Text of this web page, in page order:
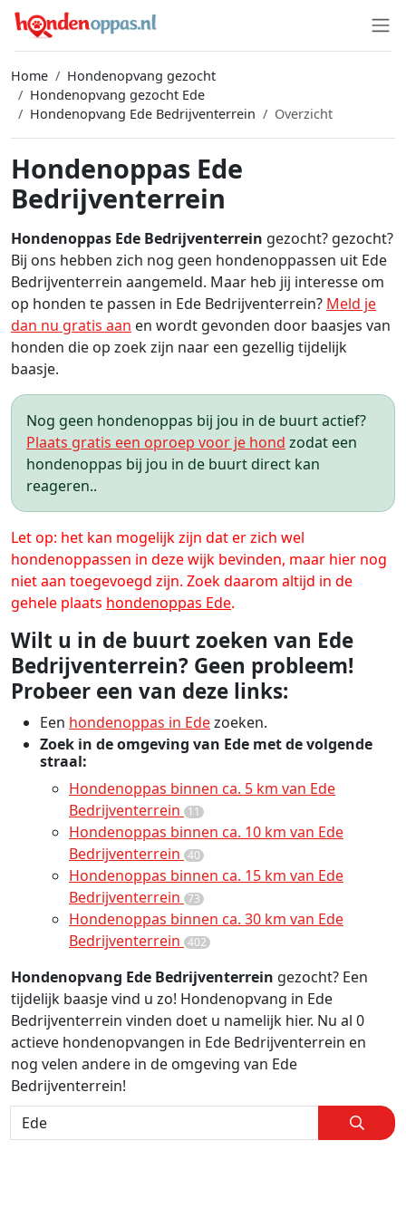
Home
Hondenopvang gezocht
Hondenopvang gezocht Ede
Hondenopvang Ede Bedrijventerrein
Overzicht
Hondenoppas Ede
Bedrijventerrein
Hondenoppas Ede Bedrijventerrein gezocht? gezocht?
Bij ons hebben zich nog geen hondenoppassen uit Ede
Bedrijventerrein aangemeld. Maar heb jij interesse om
op honden te passen in Ede Bedrijventerrein? Meld je
dan nu gratis aan en wordt gevonden door baasjes van
honden die op zoek zijn naar een gezellig tijdelijk
baasje.
Nog geen hondenoppas bij jou in de buurt actief?
Plaats gratis een oproep voor je hond zodat een
hondenoppas bij jou in de buurt direct kan
reageren..
Let op: het kan mogelijk zijn dat er zich wel
hondenoppassen in deze wijk bevinden, maar hier nog
niet aan toegevoegd zijn. Zoek daarom altijd in de
gehele plaats hondenoppas Ede.
Wilt u in de buurt zoeken van Ede
Bedrijventerrein? Geen probleem!
Probeer een van deze links:
Een hondenoppas in Edezoeken.
Zoek in de omgeving van Ede met de volgende
straal:
Hondenoppas binnen ca. 5 km van Ede
Bedrijventerrein 11
Hondenoppas binnen ca. 10 km van Ede
Bedrijventerrein 40
Hondenoppas binnen ca. 15 km van Ede
Bedrijventerrein 73
Hondenoppas binnen ca. 30 km van Ede
Bedrijventerrein 402
Hondenopvang Ede Bedrijventerrein gezocht? Een
tijdelijk baasje vind u zo! Hondenopvang in Ede
Bedrijventerrein vinden doet u namelijk hier. Nu al 0
actieve hondenopvangen in Ede Bedrijventerrein en
nog velen andere in de omgeving van Ede
Bedrijventerrein!